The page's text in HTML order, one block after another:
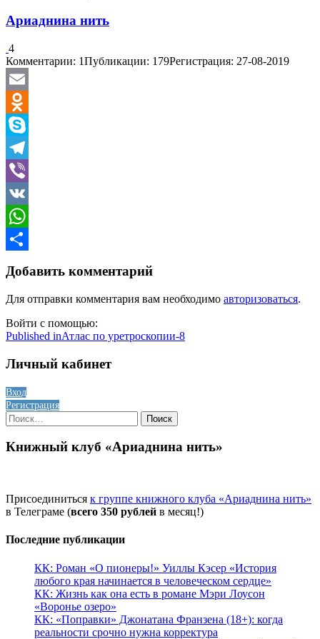
Ариаднина нить
4
Комментарии: 1Публикации: 179Регистрация: 27-08-2019
Email
Odnoklassniki
Skype
Telegram
Viber
VK
WhatsApp
Добавить комментарий
Для отправки комментария вам необходимо авторизоваться.
Войти с помощью:
Навигация
по
Published inАтлас по уретроскопии-8
Личный кабинет
Вход
Регистрация
Найти:
Книжный клуб «Ариаднина нить»
Присоединиться к группе книжного клуба «Ариаднина нить»
в Телеграме (всего 350 рублей в месяц!)
Последние публикации
КК: Роман «О пионеры!» Уиллы Кэсер «История
любого края начинается в человеческом сердце»
КК: Жизнь как она есть в романе Мэри Лоусон
«Воронье озеро»
КК: «Поправки» Джонатана Франзена (18+): когда
реальности срочно нужна корректура